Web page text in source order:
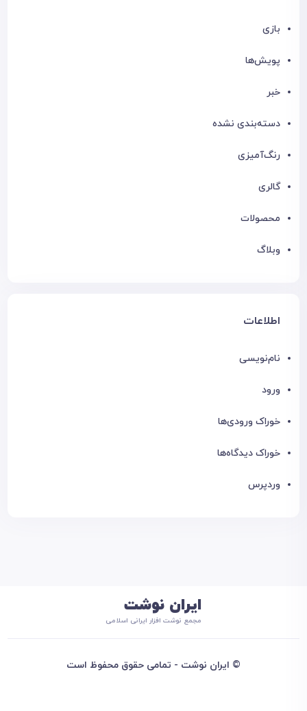
بازی
پویش‌ها
خبر
دسته‌بندی نشده
رنگ‌آمیزی
گالری
محصولات
وبلاگ
اطلاعات
نام‌نویسی
ورود
خوراک ورودی‌ها
خوراک دیدگاه‌ها
وردپرس
ایران نوشت
مجمع نوشت افزار ایرانی اسلامی
© ایران نوشت - تمامی حقوق محفوظ است